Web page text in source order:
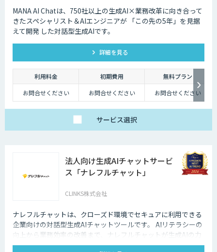
MANA AI Chatは、750社以上の生成AI×業務改革に向き合って
きたスペシャリスト＆AIエンジニアが 「この先の5年」を見据
えて開発 した対話型生成AIです。
詳細を見る
利用料金 初期費用
無料プラン
お問合せください
お問合せください お問合せください
サービス選択
法人向け生成AIチャットサービ
ス「ナレフルチャット」
CLINKS株式会社
ナレフルチャットは、クローズド環境でセキュアに利用できる
企業向けの対話型生成AIチャットツールです。 AIリテラシーの
向上から業務効率の改善まで、ナレフルチャットが生成AIの力
を最大限に引き出し、生成AI活用をトータルでサポートしま